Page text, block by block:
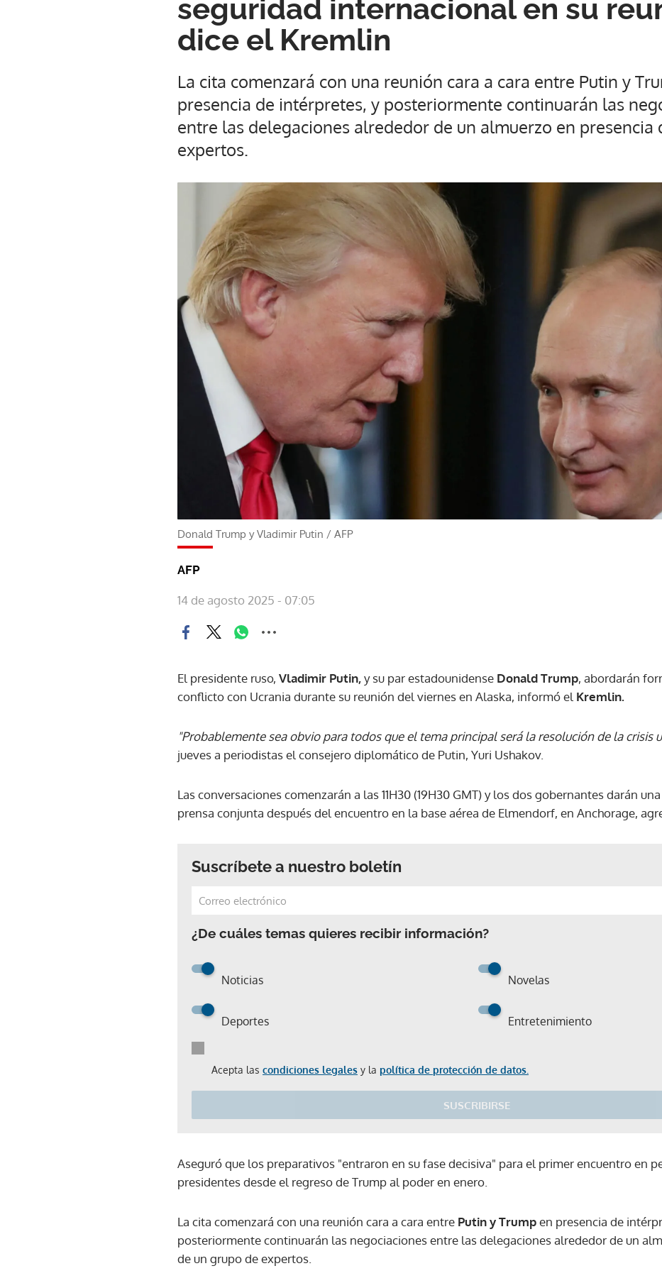
seguridad internacional en su
dice el Kremlin
La cita comenzará con una reunión cara a cara entre Putin y
presencia de intérpretes, y posteriormente continuarán las
entre las delegaciones alrededor de un almuerzo en presencia
expertos.
Donald Trump y Vladimir Putin / AFP
AFP
14 de agosto 2025 - 07:05
El presidente ruso, Vladimir Putin,y su par estadounidense Donald Trump, abordarán
conflicto con Ucrania durante su reunión del viernes en Alaska, informó el Kremlin.
"Probablemente sea obvio para todos que el tema principal será la resolución de la crisis
jueves a periodistas el consejero diplomático de Putin, Yuri Ushakov.
Las conversaciones comenzarán a las 11H30 (19H30 GMT) y los dos gobernantes darán
prensa conjunta después del encuentro en la base aérea de Elmendorf, en Anchorage,
Suscríbete a nuestro boletín
¿De cuáles temas quieres recibir información?
Noticias Novelas
Deportes Entretenimiento
Acepta las condiciones legales y la política de protección de datos.
SUSCRIBIRSE
Aseguró que los preparativos "entraron en su fase decisiva" para el primer encuentro en
presidentes desde el regreso de Trump al poder en enero.
La cita comenzará con una reunión cara a cara entre Putin y Trumpen presencia de
posteriormente continuarán las negociaciones entre las delegaciones alrededor de un
de un grupo de expertos.